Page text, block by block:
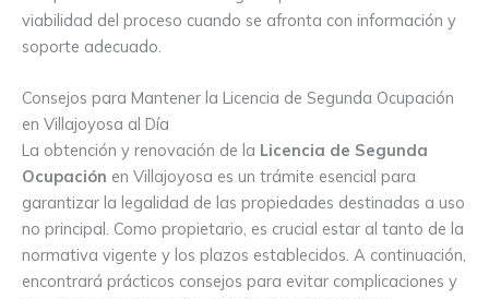
viabilidad del proceso cuando se afronta con información y
soporte adecuado.
Consejos para Mantener la Licencia de Segunda Ocupación
en Villajoyosa al Día
La obtención y renovación de la Licencia de Segunda
Ocupación en Villajoyosa es un trámite esencial para
garantizar la legalidad de las propiedades destinadas a uso
no principal. Como propietario, es crucial estar al tanto de la
normativa vigente y los plazos establecidos. A continuación,
encontrará prácticos consejos para evitar complicaciones y